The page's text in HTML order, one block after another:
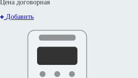
Цена договорная
Добавить